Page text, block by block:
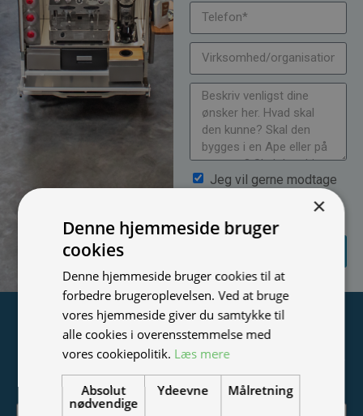
Jeg vil gerne modtage
nyheder på mail (bare rolig,
vi spammer ikke)
Tilmeld nyhedsmail
Vær blandt de første til at modtage info om nye produkter,
tilbud, events og udstillinger.
×
Denne hjemmeside bruger
cookies
Denne hjemmeside bruger cookies til at
forbedre brugeroplevelsen. Ved at bruge
vores hjemmeside giver du samtykke til
alle cookies i overensstemmelse med
vores cookiepolitik. Læs mere
Absolut
nødvendige
Ydeevne Målretning